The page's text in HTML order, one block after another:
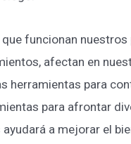
que funcionan
afectan en
herramientas para
para afrontar
ayudará a mejorar el